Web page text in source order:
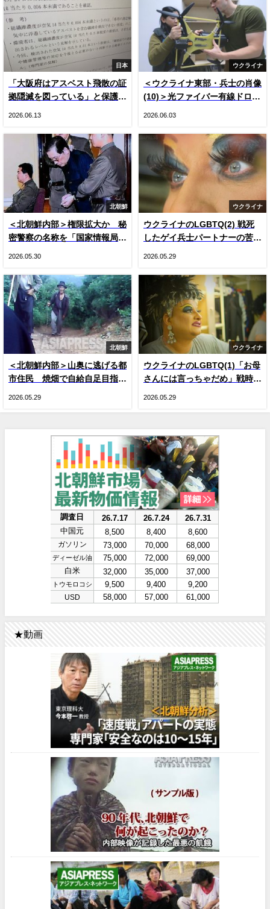
日本
「大阪府はアスベスト飛散の証
拠隠滅を図っている」と保護者
張否定
2026.06.13
ウクライナ
＜ウクライナ東部・兵士の肖像
(10)＞光ファイバー有線ドロー
2026.06.03
北朝鮮
＜北朝鮮内部＞権限拡大か 秘
密警察の名称を「国家情報局」
2026.05.30
ウクライナ
ウクライナのLGBTQ(2) 戦死
したゲイ兵士パートナーの苦
2026.05.29
北朝鮮
＜北朝鮮内部＞山奥に逃げる都
市住民 焼畑で自給自足目指す
2026.05.29
ウクライナ
ウクライナのLGBTQ(1)「お母
さんには言っちゃだめ」戦時下
2026.05.29
★動画